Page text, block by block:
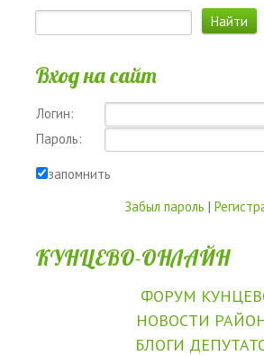
Вход на сайт
Логин:
Пароль:
запомнить
Забыл пароль |
КУНЦЕВО-ОНЛАЙН
ФОРУМ
НОВОСТИ
БЛОГИ